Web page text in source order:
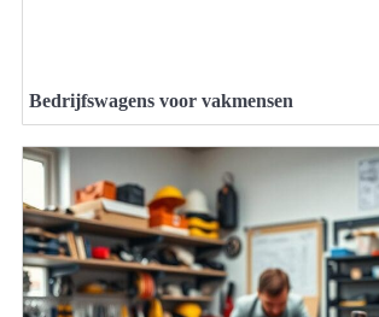
Bedrijfswagens voor vakmensen